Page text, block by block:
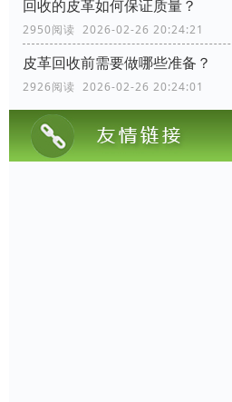
回收的皮革如何保证质量？
2950阅读 2026-02-26 20:24:21
皮革回收前需要做哪些准备？
2926阅读 2026-02-26 20:24:01